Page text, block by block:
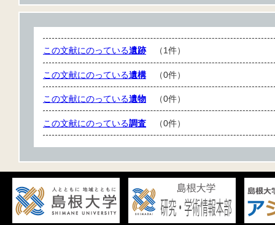
この文献にのっている遺跡（1件）
この文献にのっている遺構（0件）
この文献にのっている遺物 （0件）
この文献にのっている調査 （0件）